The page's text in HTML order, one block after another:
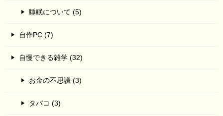
睡眠について (5)
自作PC (7)
自慢できる雑学 (32)
お金の不思議 (3)
タバコ (3)